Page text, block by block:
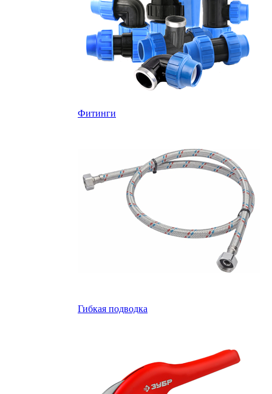
Фитинги
Гибкая подводка